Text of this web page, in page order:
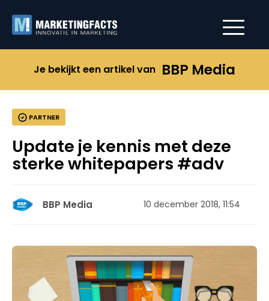
Je bekijkt een artikel van BBP Media
PARTNER
Update je kennis met deze
sterke whitepapers #adv
BBP Media 10 december 2018, 11:54